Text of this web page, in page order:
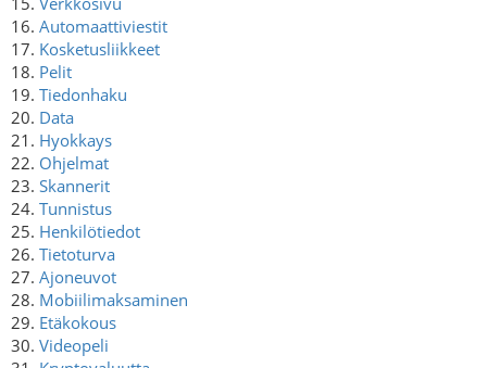
16. Automaattiviestit
17. Kosketusliikkeet
18. Pelit
19. Tiedonhaku
20. Data
21. Hyokkays
22. Ohjelmat
23. Skannerit
24. Tunnistus
25. Henkilötiedot
26. Tietoturva
27. Ajoneuvot
28. Mobiilimaksaminen
29. Etäkokous
30. Videopeli